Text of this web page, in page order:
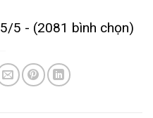
5/5 - (2081 bình chọn)